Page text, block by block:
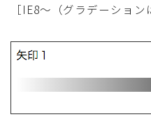
［IE8〜（グラデーション